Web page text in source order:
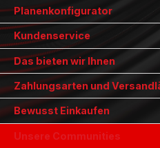
Planenkonfigurator
Kundenservice
Das bieten wir Ihnen
Zahlungsarten und
Bewusst Einkaufen
Unsere Communities